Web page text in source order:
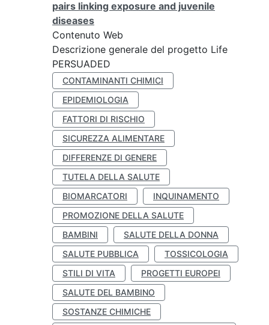
pairs linking exposure and juvenile
diseases
Contenuto Web
Descrizione generale del progetto Life
PERSUADED
CONTAMINANTI CHIMICI
EPIDEMIOLOGIA
FATTORI DI RISCHIO
SICUREZZA ALIMENTARE
DIFFERENZE DI GENERE
TUTELA DELLA SALUTE
BIOMARCATORI
INQUINAMENTO
PROMOZIONE DELLA SALUTE
BAMBINI
SALUTE DELLA DONNA
SALUTE PUBBLICA
TOSSICOLOGIA
STILI DI VITA
PROGETTI EUROPEI
SALUTE DEL BAMBINO
SOSTANZE CHIMICHE